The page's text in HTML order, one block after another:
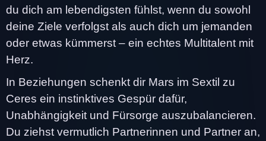
du dich am lebendigsten fühlst, wenn du sowohl
deine Ziele verfolgst als auch dich um jemanden
oder etwas kümmerst – ein echtes Multitalent mit
Herz.
In Beziehungen schenkt dir Mars im Sextil zu
Ceres ein instinktives Gespür dafür,
Unabhängigkeit und Fürsorge auszubalancieren.
Du ziehst vermutlich Partnerinnen und Partner an,